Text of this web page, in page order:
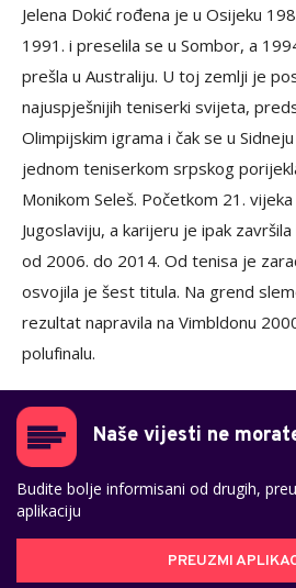
Jelena Dokić rođena je u Osijeku
1991. i preselila se u Sombor, a
prešla u Australiju. U toj zemlji je
najuspješnijih teniserki svijeta,
Olimpijskim igrama i čak se u
jednom teniserkom srpskog
Monikom Seleš. Početkom 21.
Jugoslaviju, a karijeru je ipak
od 2006. do 2014. Od tenisa je
osvojila je šest titula. Na grend
rezultat napravila na Vimbldonu
polufinalu.
Naše vijesti ne
Budite bolje informisani od drugih,
aplikaciju
PREUZMI